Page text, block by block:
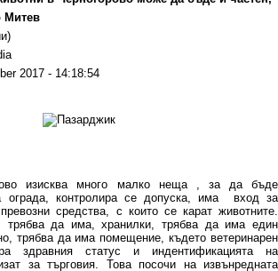
Митев
2017 - 14:18:54
изисква много малко неща , за да бъде
ограда, контролира се допуска, има вход за
средства, с които се карат животните.
да има, хранилки, трябва да има един
трябва да има помещение, където ветеринарен
здравния статус и индентификацията на
за търговия. Това посочи на извънредната